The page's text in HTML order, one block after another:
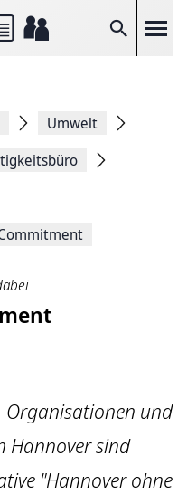
Suche
Umwelt
Organisationen und
Hannover sind
"Hannover ohne